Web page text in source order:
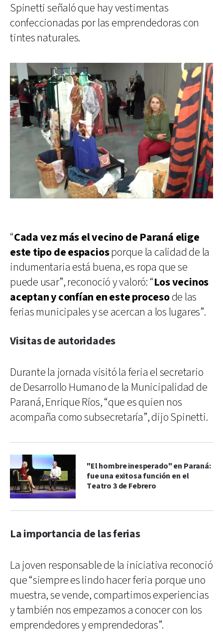
Spinetti señaló que hay vestimentas
confeccionadas por las emprendedoras con
tintes naturales.
“Cada vez más el vecino de Paraná elige
este tipo de espaciosporque la calidad de la
indumentaria está buena, es ropa que se
puede usar”, reconoció y valoró: “Los vecinos
aceptan y confían en este procesode las
ferias municipales y se acercan a los lugares”.
Visitas de autoridades
Durante la jornada visitó la feria el secretario
de Desarrollo Humano de la Municipalidad de
Paraná, Enrique Ríos, “que es quien nos
acompaña como subsecretaría”, dijo Spinetti.
"El hombre inesperado" en Paraná:
fue una exitosa función en el
Teatro 3 de Febrero
La importancia de las ferias
La joven responsable de la iniciativa reconoció
que “siempre es lindo hacer feria porque uno
muestra, se vende, compartimos experiencias
y también nos empezamos a conocer con los
emprendedores y emprendedoras”.